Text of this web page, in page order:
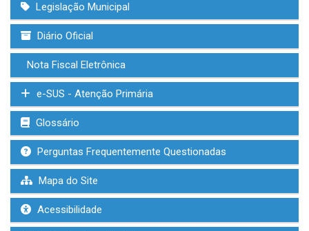
Legislação Municipal
Diário Oficial
Nota Fiscal Eletrônica
e-SUS - Atenção Primária
Glossário
Perguntas Frequentemente Questionadas
Mapa do Site
Acessibilidade